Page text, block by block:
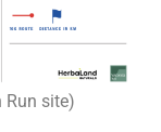
Run site)